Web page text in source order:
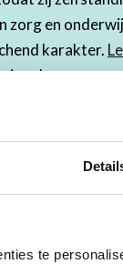
te
zorg en
karakter.
Leer de
fungeer
bestuur
jouw